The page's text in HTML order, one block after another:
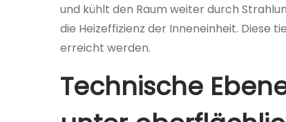
und kühlt den Raum weiter durch
die Heizeffizienz der Inneneinheit. Diese
erreicht werden.
Technische